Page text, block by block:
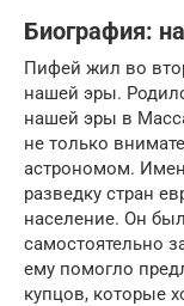
Биография:
Пифей жил во
нашей эры.
нашей эры в
не только
астрономом.
разведку стран
население. Он
самостоятельно
ему помогло
купцов, которые